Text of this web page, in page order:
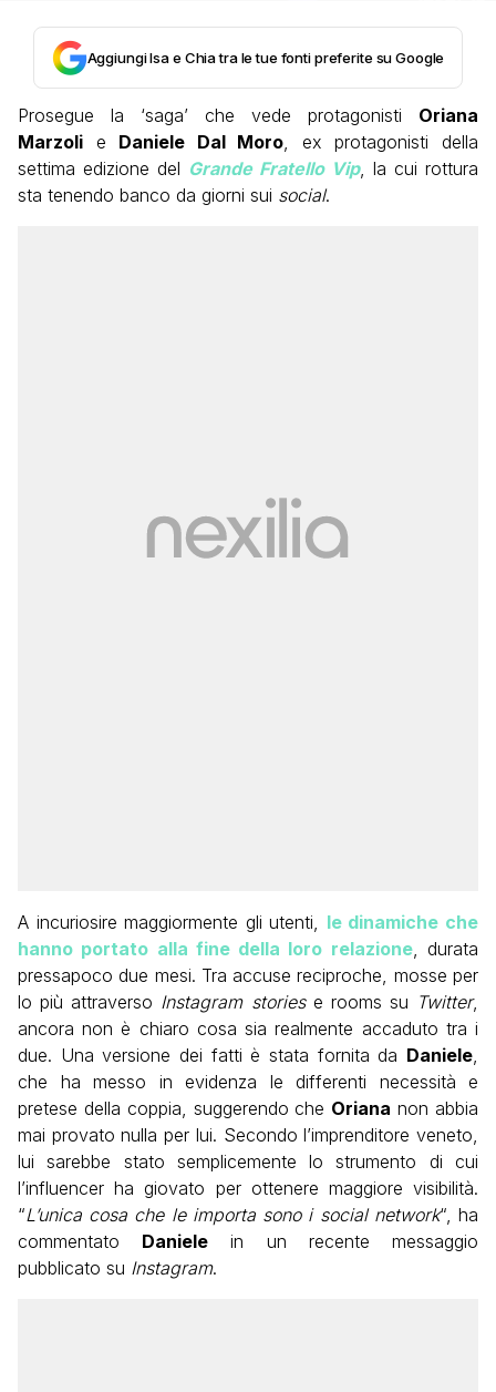
Aggiungi Isa e Chia tra le tue fonti preferite su Google
Prosegue la ‘saga’ che vede protagonisti Oriana
Marzoli e Daniele Dal Moro, ex protagonisti della
settima edizione del Grande Fratello Vip, la cui rottura
sta tenendo banco da giorni sui social.
A incuriosire maggiormente gli utenti, le dinamiche che
hanno portato alla fine della loro relazione, durata
pressapoco due mesi. Tra accuse reciproche, mosse per
lo più attraverso Instagram storiese rooms su Twitter,
ancora non è chiaro cosa sia realmente accaduto tra i
due. Una versione dei fatti è stata fornita da Daniele,
che ha messo in evidenza le differenti necessità e
pretese della coppia, suggerendo che Oriana non abbia
mai provato nulla per lui. Secondo l’imprenditore veneto,
lui sarebbe stato semplicemente lo strumento di cui
l’influencer ha giovato per ottenere maggiore visibilità.
“L’unica cosa che le importa sono i social network“, ha
commentato Daniele in un recente messaggio
pubblicato su Instagram.